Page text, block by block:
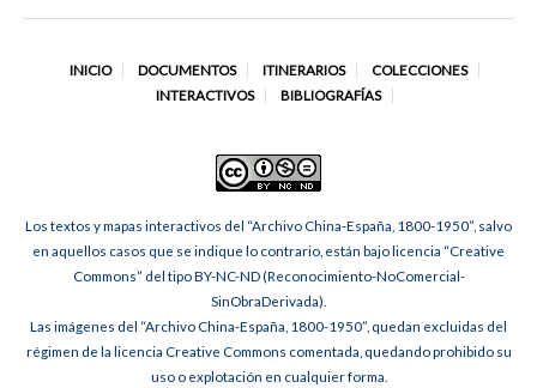
INICIO DOCUMENTOS ITINERARIOS
COLECCIONES
INTERACTIVOS
BIBLIOGRAFÍAS
Los textos y mapas interactivos del “Archivo China-España, 1800-1950”, salvo
en aquellos casos que se indique lo contrario, están bajo licencia “Creative
Commons” del tipo BY-NC-ND (Reconocimiento-NoComercial-
SinObraDerivada).
Las imágenes del “Archivo China-España, 1800-1950”, quedan excluidas del
régimen de la licencia Creative Commons comentada, quedando prohibido su
uso o explotación en cualquier forma.